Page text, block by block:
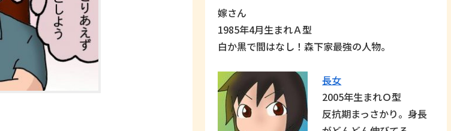
嫁さん
1985年4月生まれＡ型
白か黒で間はなし！森下家最強の人物。
長女
2005年生まれＯ型
反抗期まっさかり。身長